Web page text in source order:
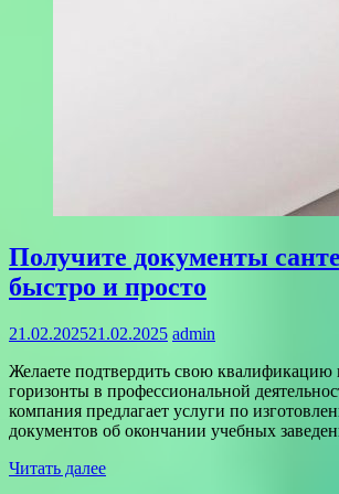
Получите документы
быстро и просто
21.02.202521.02.2025 admin
Желаете подтвердить свою квалификацию
горизонты в профессиональной
компания предлагает услуги по
документов об окончании учебных
Читать далее